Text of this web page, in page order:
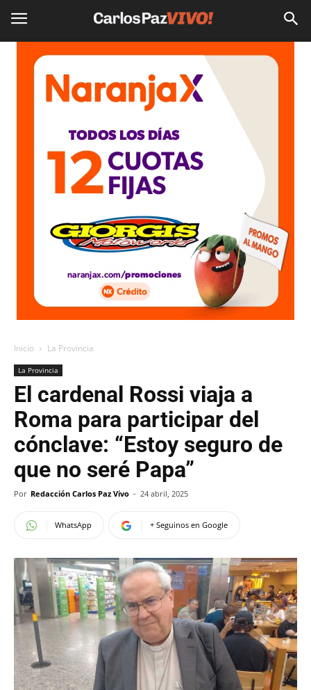
Inicio La Provincia
La Provincia
El cardenal Rossi viaja a
Roma para participar del
cónclave: “Estoy seguro de
que no seré Papa”
Por Redacción Carlos Paz Vivo - 24 abril, 2025
WhatsApp + Seguinos en Google